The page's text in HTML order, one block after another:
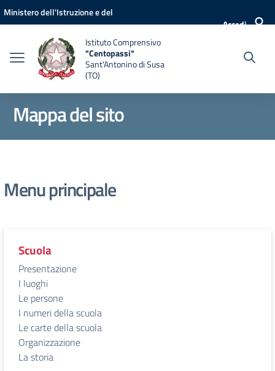
Vai ai contenuti
Vai al menu di navigazione
Vai al footer
Ministero dell'Istruzione e del
Accedi
Istituto Comprensivo
"Centopassi"
Sant'Antonino di Susa
(TO)
Mappa del sito
Menu principale
Scuola
Presentazione
I luoghi
Le persone
I numeri della scuola
Le carte della scuola
Organizzazione
La storia